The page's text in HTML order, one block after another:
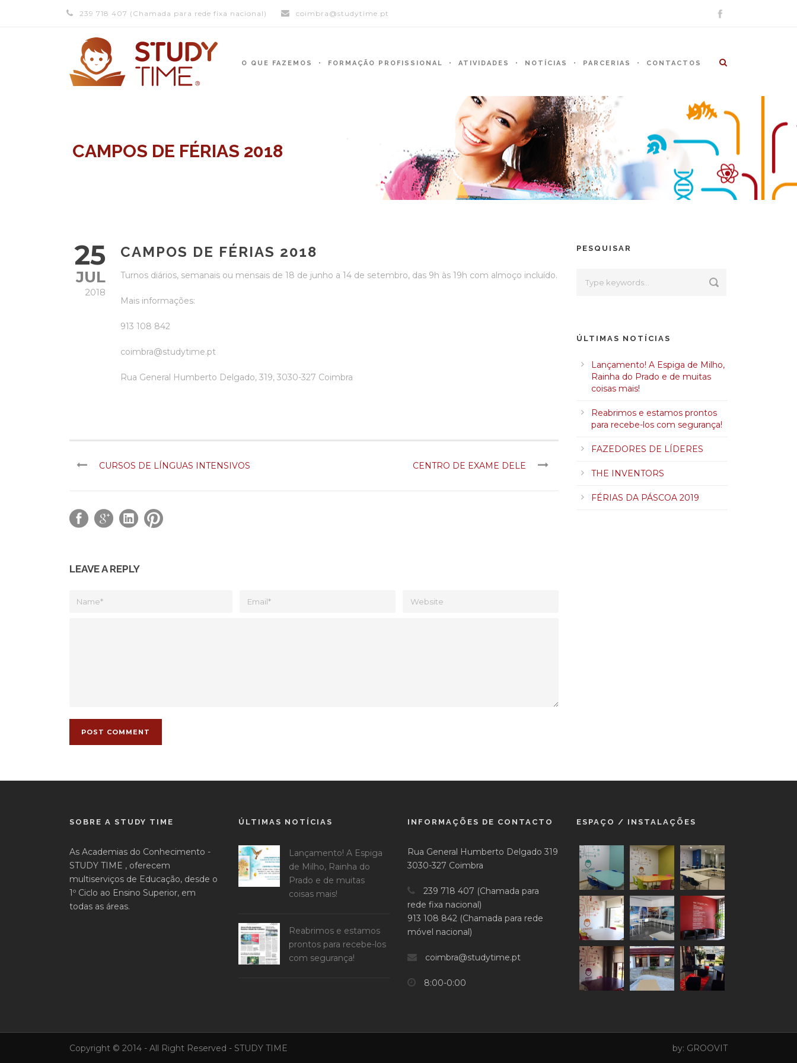
239 718 407 (Chamada para rede fixa nacional) coimbra@studytime.pt
O QUE FAZEMOS FORMAÇÃO PROFISSIONAL ATIVIDADES NOTÍCIAS PARCERIAS CONTACTOS
CAMPOS DE FÉRIAS 2018
25
JUL
2018
CAMPOS DE FÉRIAS 2018
Turnos diários, semanais ou mensais de 18 de junho a 14 de setembro, das 9h às 19h com almoço incluído.
Mais informações:
913 108 842
coimbra@studytime.pt
Rua General Humberto Delgado, 319, 3030-327 Coimbra
CURSOS DE LÍNGUAS INTENSIVOS CENTRO DE EXAME DELE
LEAVE A REPLY
PESQUISAR
ÚLTIMAS NOTÍCIAS
Lançamento! A Espiga de Milho,
Rainha do Prado e de muitas
coisas mais!
Reabrimos e estamos prontos
para recebe-los com segurança!
FAZEDORES DE LÍDERES
THE INVENTORS
FÉRIAS DA PÁSCOA 2019
SOBRE A STUDY TIME
As Academias do Conhecimento -
STUDY TIME , oferecem
multiserviços de Educação, desde o
1º Ciclo ao Ensino Superior, em
todas as áreas.
ÚLTIMAS NOTÍCIAS
Lançamento! A Espiga
de Milho, Rainha do
Prado e de muitas
coisas mais!
Reabrimos e estamos
prontos para recebe-los
com segurança!
INFORMAÇÕES DE CONTACTO
Rua General Humberto Delgado 319
3030-327 Coimbra
239 718 407 (Chamada para
rede fixa nacional)
913 108 842 (Chamada para rede
móvel nacional)
coimbra@studytime.pt
8:00-0:00
ESPAÇO / INSTALAÇÕES
Copyright © 2014 - All Right Reserved - STUDY TIME by: GROOVIT